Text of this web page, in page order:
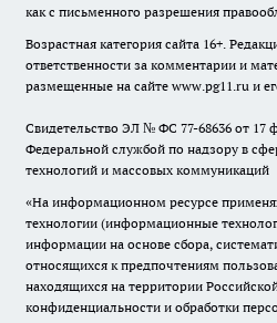
как с письменного разрешения
Возрастная категория сайта 16+.
ответственности за комментарии и
размещенные на сайте www.pg11.ru и
Свидетельство ЭЛ № ФС 77-68636 от 17
Федеральной службой по надзору в
технологий и массовых коммуникаций
«На информационном ресурсе
технологии (информационные
информации на основе сбора,
относящихся к предпочтениям
находящихся на территории
конфиденциальности и обработки